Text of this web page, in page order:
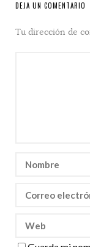
DEJA UN COMENTARIO
Tu dirección de